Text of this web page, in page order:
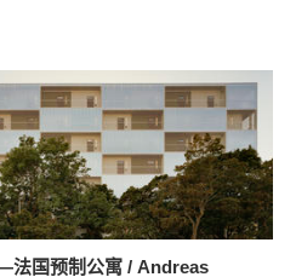
国预制公寓 / Andreas